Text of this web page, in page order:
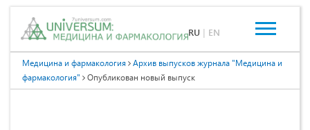
RU | EN
Медицина и фармакология
Архив выпусков журнала "Медицина и
фармакология"
Опубликован новый выпуск